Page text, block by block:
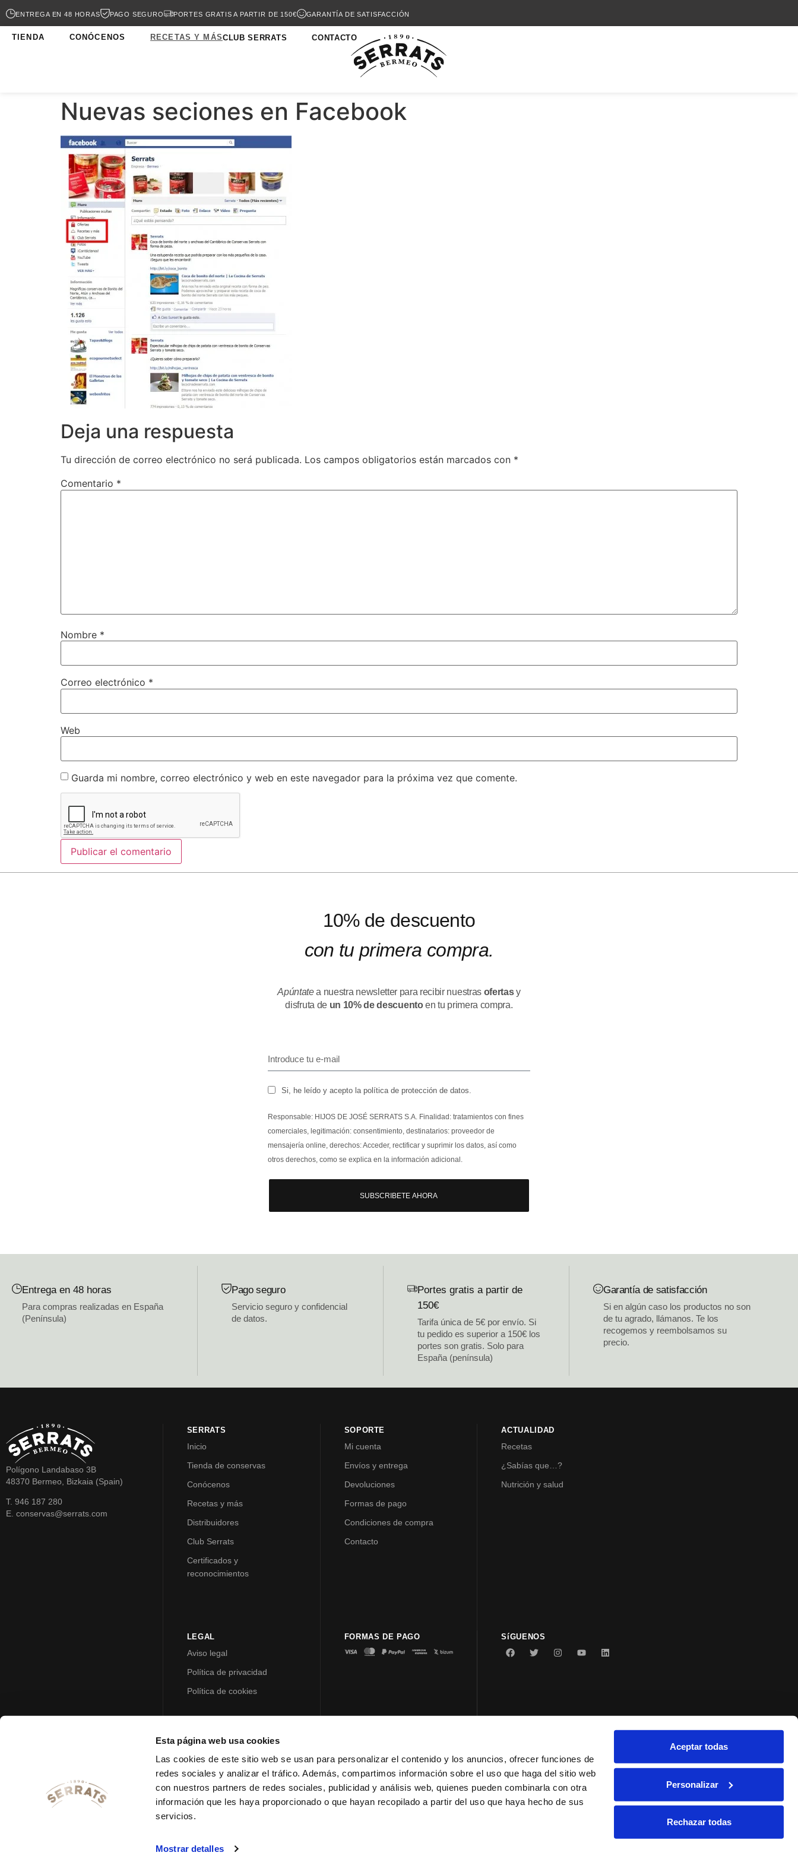
Esta página web usa cookies
Las cookies de este sitio web se usan para personalizar el contenido y los anuncios, ofrecer funciones de
redes sociales y analizar el tráfico. Además, compartimos información sobre el uso que haga del sitio web
con nuestros partners de redes sociales, publicidad y análisis web, quienes pueden combinarla con otra
información que les haya proporcionado o que hayan recopilado a partir del uso que haya hecho de sus
servicios.
Mostrar detalles
Aceptar todas
Personalizar
Rechazar todas
ENTREGA EN 48 HORAS PAGO SEGURO PORTES GRATIS A PARTIR DE 150€ GARANTÍA DE SATISFACCIÓN
TIENDA CONÓCENOS RECETAS Y MÁSCLUB SERRATS CONTACTO
Nuevas seciones en Facebook
Deja una respuesta
Tu dirección de correo electrónico no será publicada. Los campos obligatorios están marcados con *
Comentario *
Nombre *
Correo electrónico *
Web
Guarda mi nombre, correo electrónico y web en este navegador para la próxima vez que comente.
10% de descuento
con tu primera compra.
Apúntatea nuestra newsletter para recibir nuestras ofertasy
disfruta de un 10% de descuentoen tu primera compra.
Si, he leído y acepto la política de protección de datos.
Responsable: HIJOS DE JOSÉ SERRATS S.A. Finalidad: tratamientos con fines
comerciales, legitimación: consentimiento, destinatarios: proveedor de
mensajería online, derechos: Acceder, rectificar y suprimir los datos, así como
otros derechos, como se explica en la información adicional.
SUBSCRIBETE AHORA
Entrega en 48 horas
Para compras realizadas en España
(Península)
Pago seguro
Servicio seguro y confidencial
de datos.
Portes gratis a partir de
150€
Tarifa única de 5€ por envío. Si
tu pedido es superior a 150€ los
portes son gratis. Solo para
España (península)
Garantía de satisfacción
Si en algún caso los productos no son
de tu agrado, llámanos. Te los
recogemos y reembolsamos su
precio.
Polígono Landabaso 3B
48370 Bermeo, Bizkaia (Spain)
T. 946 187 280
E. conservas@serrats.com
SERRATS
Inicio
Tienda de conservas
Conócenos
Recetas y más
Distribuidores
Club Serrats
Certificados y
reconocimientos
SOPORTE
Mi cuenta
Envíos y entrega
Devoluciones
Formas de pago
Condiciones de compra
Contacto
ACTUALIDAD
Recetas
¿Sabías que…?
Nutrición y salud
LEGAL
Aviso legal
Política de privacidad
Política de cookies
FORMAS DE PAGO SíGUENOS
© 2023 Conservas Serrats